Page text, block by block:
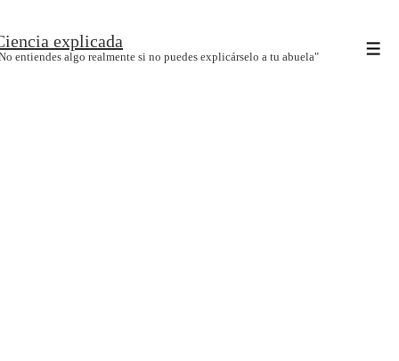
Saltar
explicada
entiendes algo realmente si no puedes explicárselo a tu abuela"